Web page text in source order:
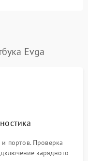
Evga
портов. Проверка
зарядного